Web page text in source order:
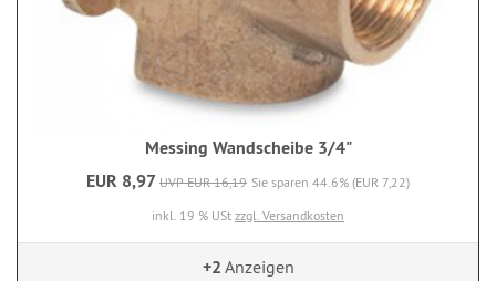
Messing Wandscheibe 3/4"
EUR 8,97 UVP EUR 16,19 Sie sparen 44.6% (EUR 7,22)
inkl. 19 % USt zzgl. Versandkosten
+2 Anzeigen